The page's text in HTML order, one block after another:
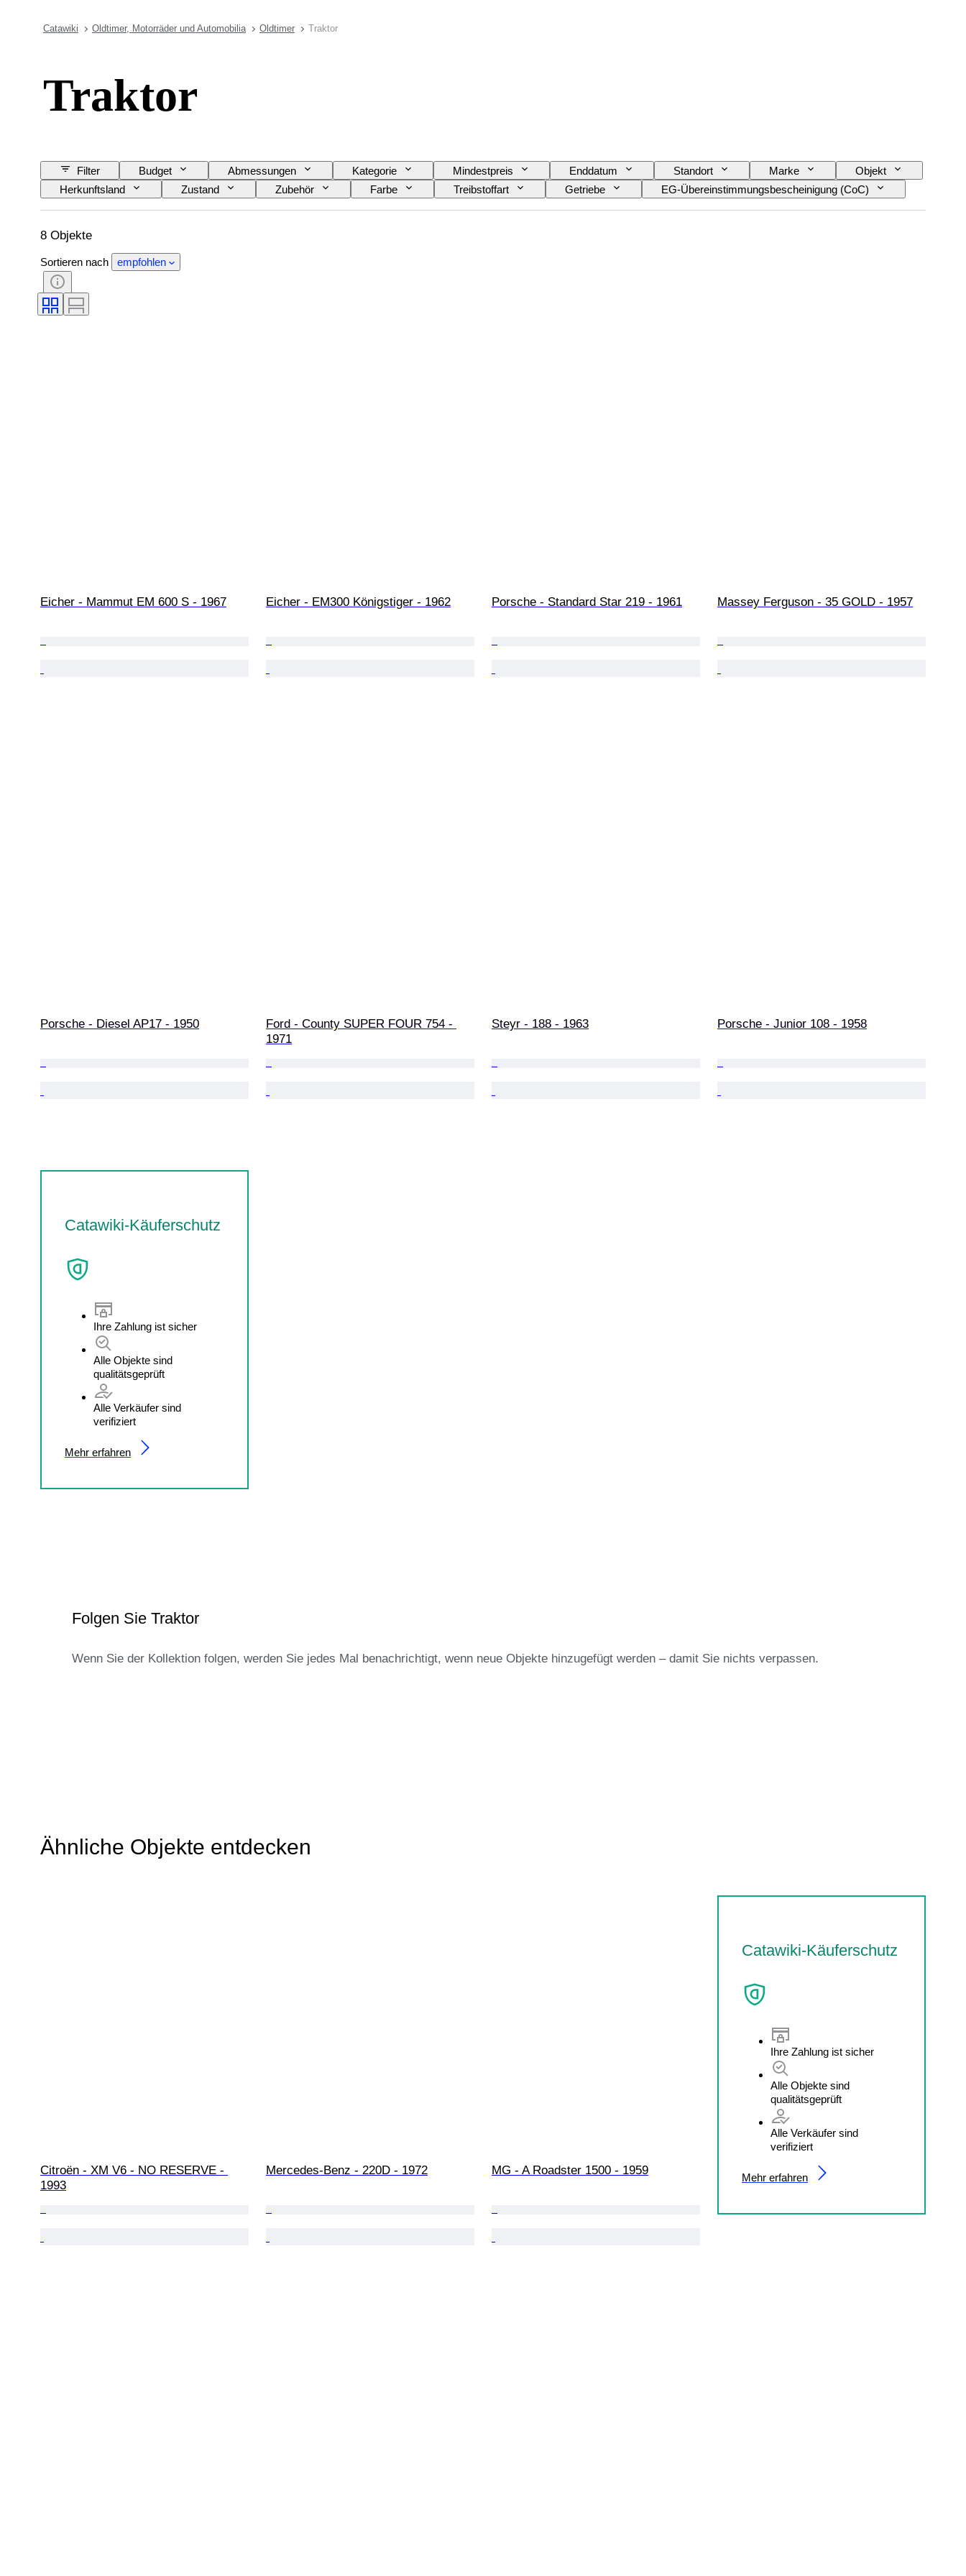
Catawiki Oldtimer, Motorräder und Automobilia Oldtimer Traktor
Traktor
Filter Budget Abmessungen Kategorie Mindestpreis Enddatum Standort Marke
Objekt
Herkunftsland
Zustand Zubehör Farbe Treibstoffart Getriebe
EG-Übereinstimmungsbescheinigung (CoC)
Zustand (Mechanik)
Zustand (Rahmen und Unterboden) Zustand (Innenausstattung)
Zustand (Lackierung & Karosserie)
8 Objekte
Sortieren nach empfohlen
Eicher - Mammut EM 600 S - 1967 Eicher - EM300 Königstiger - 1962 Porsche - Standard Star 219 - 1961 Massey Ferguson - 35 GOLD - 1957
Porsche - Diesel AP17 - 1950
Ford - County SUPER FOUR 754 -
1971
Steyr - 188 - 1963 Porsche - Junior 108 - 1958
Catawiki-Käuferschutz
Ihre Zahlung ist sicher
Alle Objekte sind
qualitätsgeprüft
Alle Verkäufer sind
verifiziert
Mehr erfahren
Folgen Sie Traktor
Wenn Sie der Kollektion folgen, werden Sie jedes Mal benachrichtigt, wenn neue Objekte hinzugefügt werden – damit Sie nichts verpassen.
Ähnliche Objekte entdecken
Catawiki-Käuferschutz
Ihre Zahlung ist sicher
Alle Objekte sind
qualitätsgeprüft
Alle Verkäufer sind
verifiziert
Mehr erfahren
Citroën - XM V6 - NO RESERVE -
1993
Mercedes-Benz - 220D - 1972 MG - A Roadster 1500 - 1959